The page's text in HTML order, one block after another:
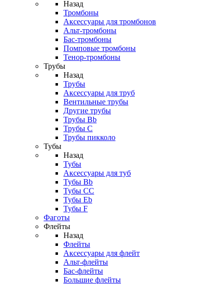
Назад
Тромбоны
Аксессуары для тромбонов
Альт-тромбоны
Бас-тромбоны
Помповые тромбоны
Тенор-тромбоны
Трубы
Назад
Трубы
Аксессуары для труб
Вентильные трубы
Другие трубы
Трубы Bb
Трубы C
Трубы пикколо
Тубы
Назад
Тубы
Аксессуары для туб
Тубы Bb
Тубы CC
Тубы Eb
Тубы F
Фаготы
Флейты
Назад
Флейты
Аксессуары для флейт
Альт-флейты
Бас-флейты
Большие флейты